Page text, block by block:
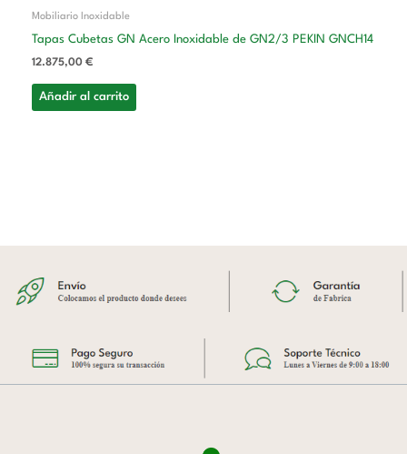
Mobiliario Inoxidable
Tapas Cubetas GN Acero Inoxidable de GN2/3 PEKIN GNCH14
12.875,00 €
Añadir al carrito